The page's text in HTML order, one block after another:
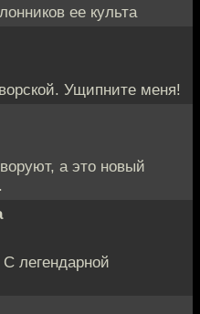
ее культа
Ущипните меня!
а это новый
легендарной